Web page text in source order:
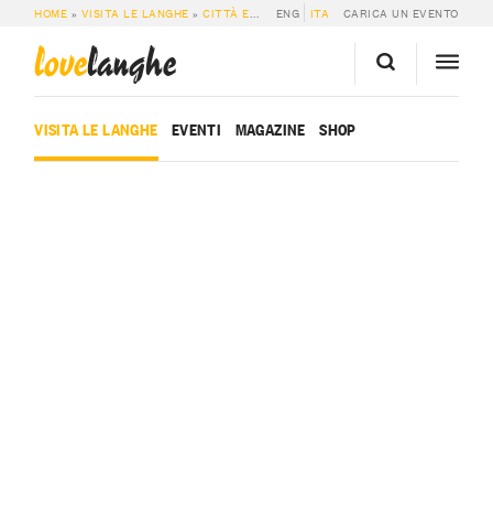
HOME » VISITA LE LANGHE »CITTÀ E PAESI » SERRAVALLE LANGHE
ENG ITA CARICA UN EVENTO
lovelanghe
VISITA LE LANGHE EVENTI MAGAZINE SHOP